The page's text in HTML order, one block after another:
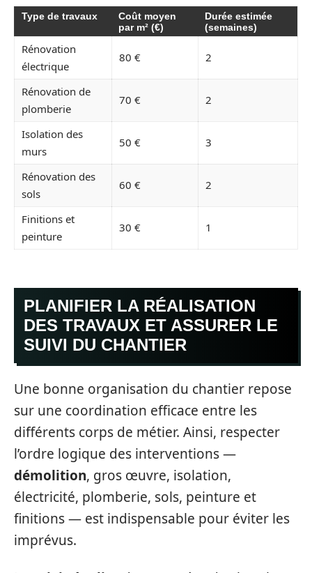
Type de travaux
Coût moyen
par m² (€)
Durée estimée
(semaines)
Rénovation
électrique
80 € 2
Rénovation de
plomberie
70 € 2
Isolation des
murs
50 € 3
Rénovation des
sols
60 € 2
Finitions et
peinture
30 € 1
PLANIFIER LA RÉALISATION
DES TRAVAUX ET ASSURER LE
SUIVI DU CHANTIER
Une bonne organisation du chantier repose
sur une coordination efficace entre les
différents corps de métier. Ainsi, respecter
l’ordre logique des interventions —
démolition, gros œuvre, isolation,
électricité, plomberie, sols, peinture et
finitions — est indispensable pour éviter les
imprévus.